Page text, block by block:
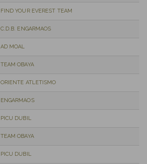
FIND YOUR EVEREST TEAM
C.D.B. ENGARMAOS
AD MOAL
TEAM OBAYA
ORIENTE ATLETISMO
ENGARMAOS
PICU DUBIL
TEAM OBAYA
PICU DUBIL